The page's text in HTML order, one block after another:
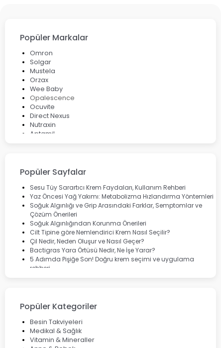
Popüler Markalar
Omron
Solgar
Mustela
Orzax
Wee Baby
Opalescence
Ocuvite
Direct Nexus
Nutraxin
Aptamil
Lansinoh
Cebrolux
Dermoskin
Marvis
Rcfarma
Popüler Sayfalar
Sesu Tüy Sarartıcı Krem Faydaları, Kullanım Rehberi
Yaz Öncesi Yağ Yakımı: Metabolizma Hızlandırma Yöntemleri
Soğuk Algınlığı ve Grip Arasındaki Farklar, Semptomlar ve
Çözüm Önerileri
Soğuk Algınlığından Korunma Önerileri
Cilt Tipine göre Nemlendirici Krem Nasıl Seçilir?
Çil Nedir, Neden Oluşur ve Nasıl Geçer?
Bactigras Yara Örtüsü Nedir, Ne İşe Yarar?
5 Adımda Pişiğe Son! Doğru krem seçimi ve uygulama
rehberi
Çözüm Yolları
Bocavirüs Enfeksiyonu Hakkında Bilmeniz Gerekenler
Deep Flex Topraklama Matı Nedir? Detaylı Rehber
Mumiyo Nedir? Faydaları ve Kullanım Alanları Nelerdir?
Popüler Kategoriler
Besin Takviyeleri
Medikal & Sağlık
Vitamin & Mineraller